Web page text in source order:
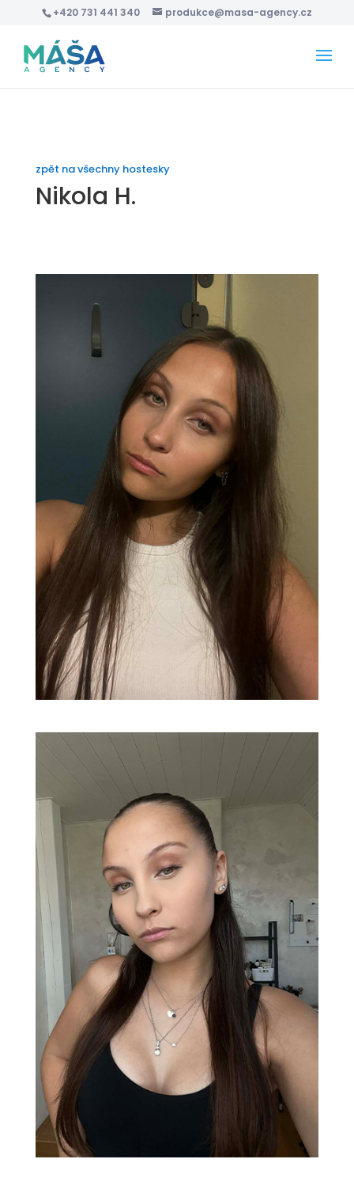
+420 731 441 340 produkce@masa-agency.cz
zpět na všechny hostesky
Nikola H.